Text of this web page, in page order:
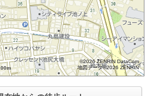
©2026 ZENRIN DataCom
地図データ©2026 ZENRIN